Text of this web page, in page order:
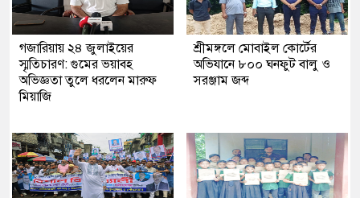
গজারিয়ায় ২৪ জুলাইয়ের
স্মৃতিচারণ: গুমের ভয়াবহ
অভিজ্ঞতা তুলে ধরলেন মারুফ
মিয়াজি
শ্রীমঙ্গলে মোবাইল কোর্টের
অভিযানে ৮০০ ঘনফুট বালু ও
সরঞ্জাম জব্দ